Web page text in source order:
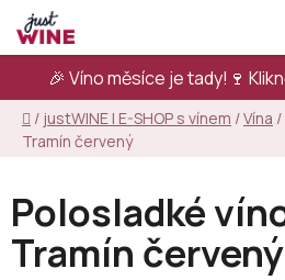
Přejít
na
obsah
🎉 Víno měsíce je tady!🍷
Domů
/ justWINE | E-SHOP s vínem /Vína /
Tramín červený
Polosladké
Tramín červený